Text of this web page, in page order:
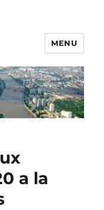
MENU
a la